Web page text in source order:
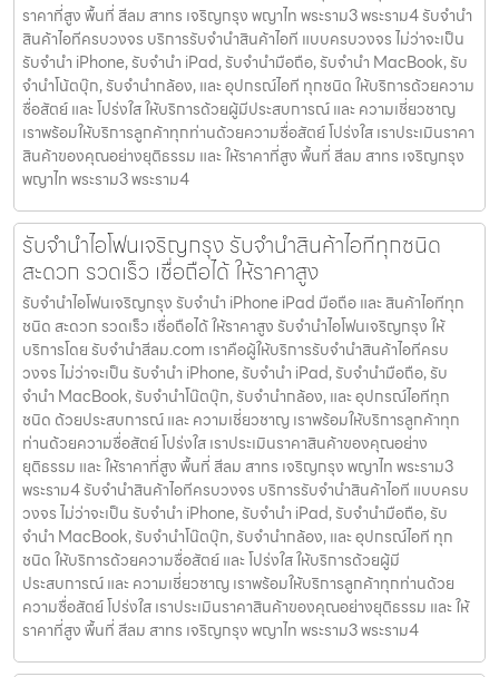
ราคาที่สูง พื้นที่ สีลม สาทร เจริญกรุง พญาไท พระราม3 พระราม4 รับจำนำ
สินค้าไอทีครบวงจร บริการรับจำนำสินค้าไอที แบบครบวงจร ไม่ว่าจะเป็น
รับจำนำ iPhone, รับจำนำ iPad, รับจำนำมือถือ, รับจำนำ MacBook, รับ
จำนำโน้ตบุ๊ก, รับจำนำกล้อง, และ อุปกรณ์ไอที ทุกชนิด ให้บริการด้วยความ
ซื่อสัตย์ และ โปร่งใส ให้บริการด้วยผู้มีประสบการณ์ และ ความเชี่ยวชาญ
เราพร้อมให้บริการลูกค้าทุกท่านด้วยความซื่อสัตย์ โปร่งใส เราประเมินราคา
สินค้าของคุณอย่างยุติธรรม และ ให้ราคาที่สูง พื้นที่ สีลม สาทร เจริญกรุง
พญาไท พระราม3 พระราม4
รับจำนำไอโฟนเจริญกรุง รับจำนำสินค้าไอทีทุกชนิด
สะดวก รวดเร็ว เชื่อถือได้ ให้ราคาสูง
รับจำนำไอโฟนเจริญกรุง รับจำนำ iPhone iPad มือถือ และ สินค้าไอทีทุก
ชนิด สะดวก รวดเร็ว เชื่อถือได้ ให้ราคาสูง รับจำนำไอโฟนเจริญกรุง ให้
บริการโดย รับจํานําสีลม.com เราคือผู้ให้บริการรับจำนำสินค้าไอทีครบ
วงจร ไม่ว่าจะเป็น รับจำนำ iPhone, รับจำนำ iPad, รับจำนำมือถือ, รับ
จำนำ MacBook, รับจำนำโน๊ตบุ๊ก, รับจำนำกล้อง, และ อุปกรณ์ไอทีทุก
ชนิด ด้วยประสบการณ์ และ ความเชี่ยวชาญ เราพร้อมให้บริการลูกค้าทุก
ท่านด้วยความซื่อสัตย์ โปร่งใส เราประเมินราคาสินค้าของคุณอย่าง
ยุติธรรม และ ให้ราคาที่สูง พื้นที่ สีลม สาทร เจริญกรุง พญาไท พระราม3
พระราม4 รับจำนำสินค้าไอทีครบวงจร บริการรับจำนำสินค้าไอที แบบครบ
วงจร ไม่ว่าจะเป็น รับจำนำ iPhone, รับจำนำ iPad, รับจำนำมือถือ, รับ
จำนำ MacBook, รับจำนำโน๊ตบุ๊ก, รับจำนำกล้อง, และ อุปกรณ์ไอที ทุก
ชนิด ให้บริการด้วยความซื่อสัตย์ และ โปร่งใส ให้บริการด้วยผู้มี
ประสบการณ์ และ ความเชี่ยวชาญ เราพร้อมให้บริการลูกค้าทุกท่านด้วย
ความซื่อสัตย์ โปร่งใส เราประเมินราคาสินค้าของคุณอย่างยุติธรรม และ ให้
ราคาที่สูง พื้นที่ สีลม สาทร เจริญกรุง พญาไท พระราม3 พระราม4